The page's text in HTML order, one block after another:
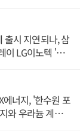
시 지연되나, 삼
이 LG이노텍 '탈
너지, '한수원 포
와 우라늄 계약